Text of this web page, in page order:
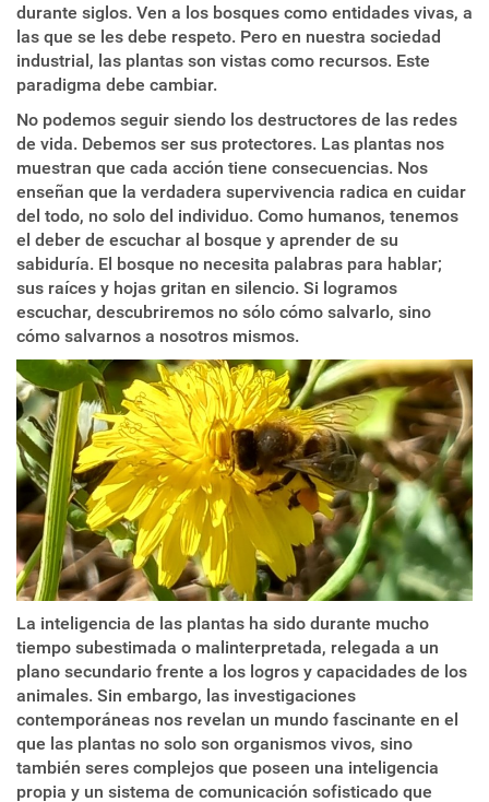
durante siglos. Ven a los bosques como entidades vivas, a
las que se les debe respeto. Pero en nuestra sociedad
industrial, las plantas son vistas como recursos. Este
paradigma debe cambiar.
No podemos seguir siendo los destructores de las redes
de vida. Debemos ser sus protectores. Las plantas nos
muestran que cada acción tiene consecuencias. Nos
enseñan que la verdadera supervivencia radica en cuidar
del todo, no solo del individuo. Como humanos, tenemos
el deber de escuchar al bosque y aprender de su
sabiduría. El bosque no necesita palabras para hablar;
sus raíces y hojas gritan en silencio. Si logramos
escuchar, descubriremos no sólo cómo salvarlo, sino
cómo salvarnos a nosotros mismos.
La inteligencia de las plantas ha sido durante mucho
tiempo subestimada o malinterpretada, relegada a un
plano secundario frente a los logros y capacidades de los
animales. Sin embargo, las investigaciones
contemporáneas nos revelan un mundo fascinante en el
que las plantas no solo son organismos vivos, sino
también seres complejos que poseen una inteligencia
propia y un sistema de comunicación sofisticado que